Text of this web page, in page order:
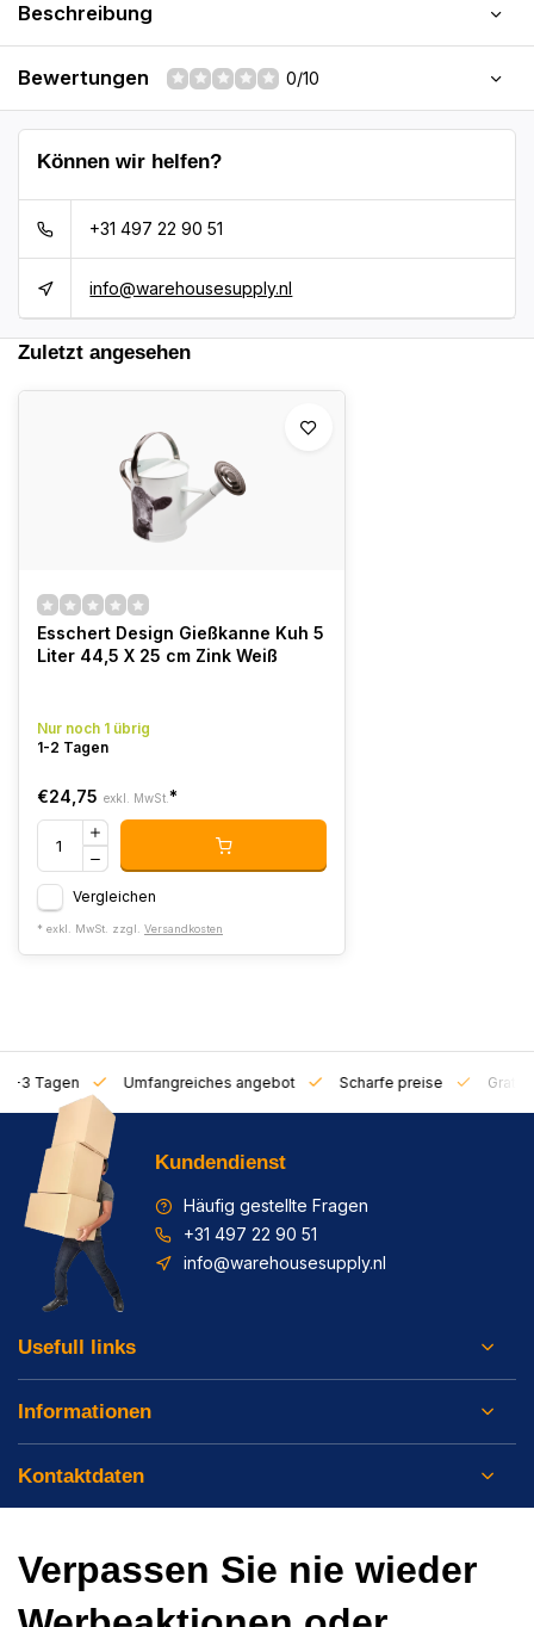
Beschreibung
Bewertungen 0/10
Können wir helfen?
+31 497 22 90 51
info@warehousesupply.nl
Zuletzt angesehen
Esschert Design Gießkanne Kuh 5
Liter 44,5 X 25 cm Zink Weiß
Nur noch 1 übrig
1-2 Tagen
€24,75 exkl. MwSt. *
Vergleichen
* exkl. MwSt. zzgl. Versandkosten
1-3 Tagen Umfangreiches angebot Scharfe preise Gratis
Kundendienst
Häufig gestellte Fragen
+31 497 22 90 51
info@warehousesupply.nl
Usefull links
Informationen
Kontaktdaten
Verpassen Sie nie wieder